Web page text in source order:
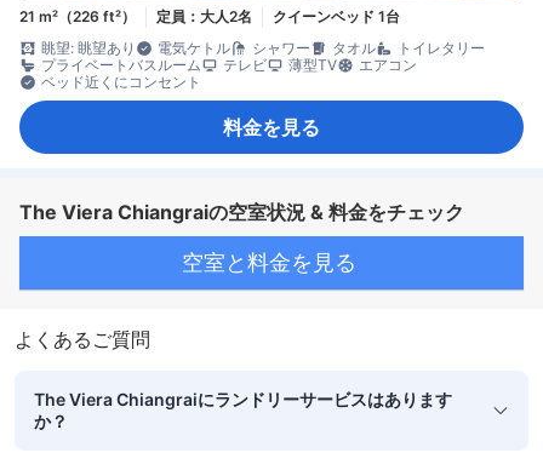
21 m²（226 ft²） 定員：大人2名
クイーンベッド 1台
眺望: 眺望あり
電気ケトル シャワー タオル
トイレタリー
プライベートバスルーム
テレビ 薄型TV
エアコン
ベッド近くにコンセント
料金を見る
The Viera Chiangraiの空室状況 & 料金をチェック
空室と料金を見る
よくあるご質問
The Viera Chiangraiにランドリーサービスはあります
か？